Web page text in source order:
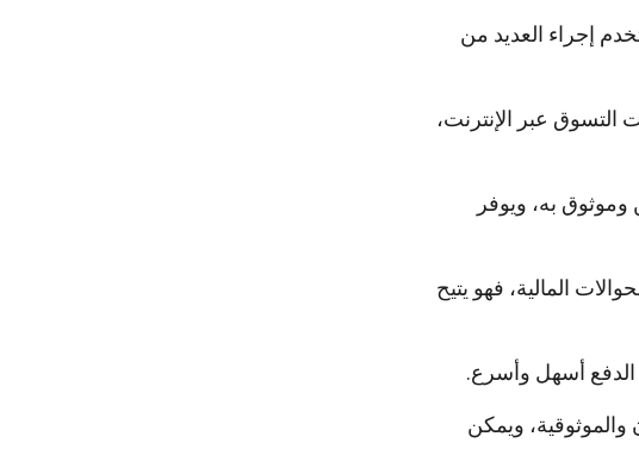
إجراء العديد من
التسوق عبر الإنترنت،
به، ويوفر
المالية، فهو يتيح
الدفع أسهل وأسرع.
ويمكن